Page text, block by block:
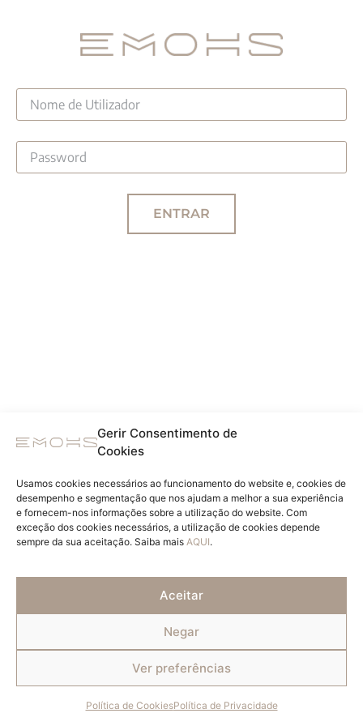
Gerir Consentimento de
Cookies
Usamos cookies necessários ao funcionamento do website e, cookies de
desempenho e segmentação que nos ajudam a melhor a sua experiência
e fornecem-nos informações sobre a utilização do website. Com
exceção dos cookies necessários, a utilização de cookies depende
sempre da sua aceitação. Saiba mais AQUI.
Aceitar
Negar
Ver preferências
Política de CookiesPolítica de Privacidade
ENTRAR